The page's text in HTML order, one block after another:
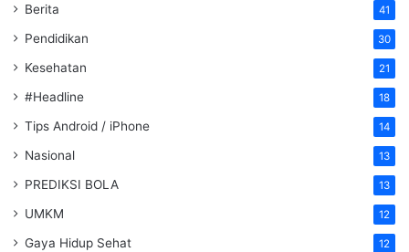
Berita 41
Pendidikan 30
Kesehatan 21
#Headline 18
Tips Android / iPhone 14
Nasional 13
PREDIKSI BOLA 13
UMKM 12
Gaya Hidup Sehat 12